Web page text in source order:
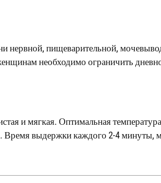
нервной, пищеварительной,
необходимо ограничить
и мягкая. Оптимальная
Время выдержки каждого 2-4 минуты,